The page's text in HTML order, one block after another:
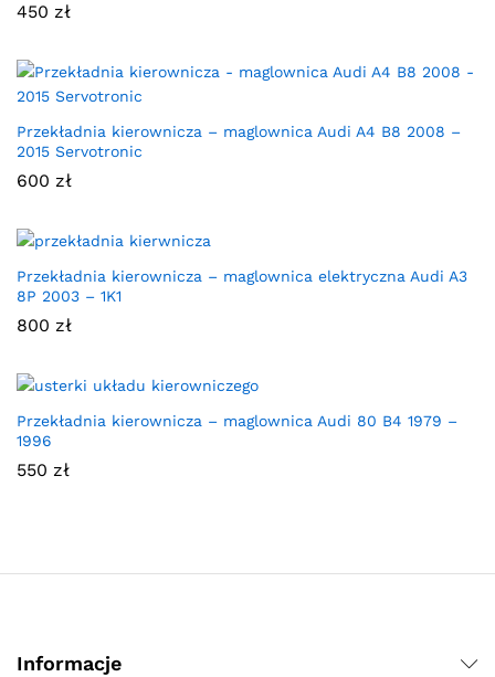
450 zł
Przekładnia kierownicza – maglownica Audi A4 B8 2008 –
2015 Servotronic
600 zł
Przekładnia kierownicza – maglownica elektryczna Audi A3
8P 2003 – 1K1
800 zł
Przekładnia kierownicza – maglownica Audi 80 B4 1979 –
1996
550 zł
Informacje